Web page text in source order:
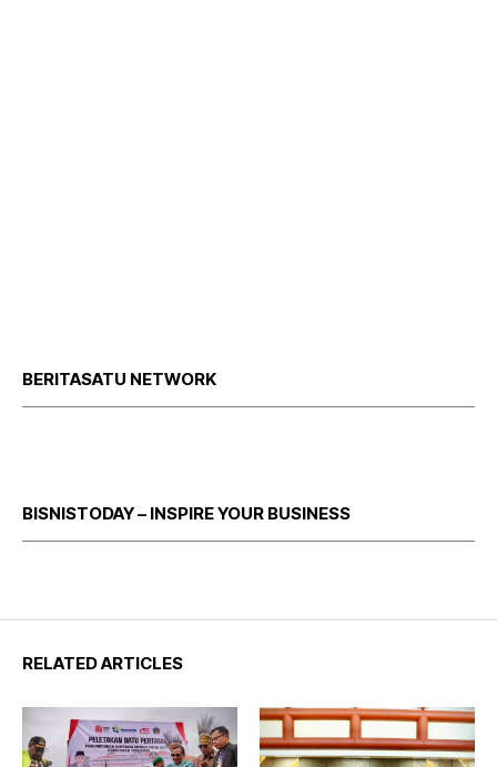
BERITASATU NETWORK
BISNISTODAY – INSPIRE YOUR BUSINESS
RELATED ARTICLES